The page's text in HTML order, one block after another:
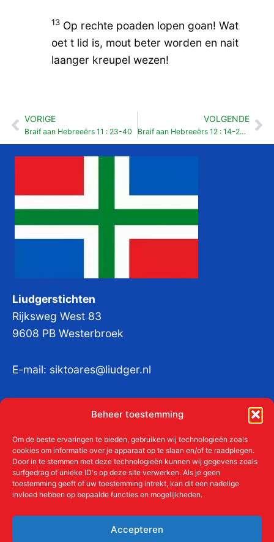
Beheer toestemming
Om de beste ervaringen te bieden, gebruiken wij technologieën zoals
cookies om informatie over je apparaat op te slaan en/of te raadplegen.
Door in te stemmen met deze technologieën kunnen wij gegevens zoals
surfgedrag of unieke ID's op deze site verwerken. Als je geen
toestemming geeft of uw toestemming intrekt, kan dit een nadelige
invloed hebben op bepaalde functies en mogelijkheden.
Accepteren
13Op rechte poaden lopen goan! Wat
oet t lid is, mout beter worden en nait
laanger kreupel wezen!
Vorige
VORIGE
Braif aan Hebreeërs 11 : 23-40
VOLGENDE
Braif aan Hebreeërs 12 : 14-29 Pinksterzundag
Liudgerstichten
Rijksweg West 83
9608 PB Westerbroek
E-mail: siktoares@liudger.nl
KvKnr:41011712
Meer over de Liudgerstichten
Aanmelden als donateur